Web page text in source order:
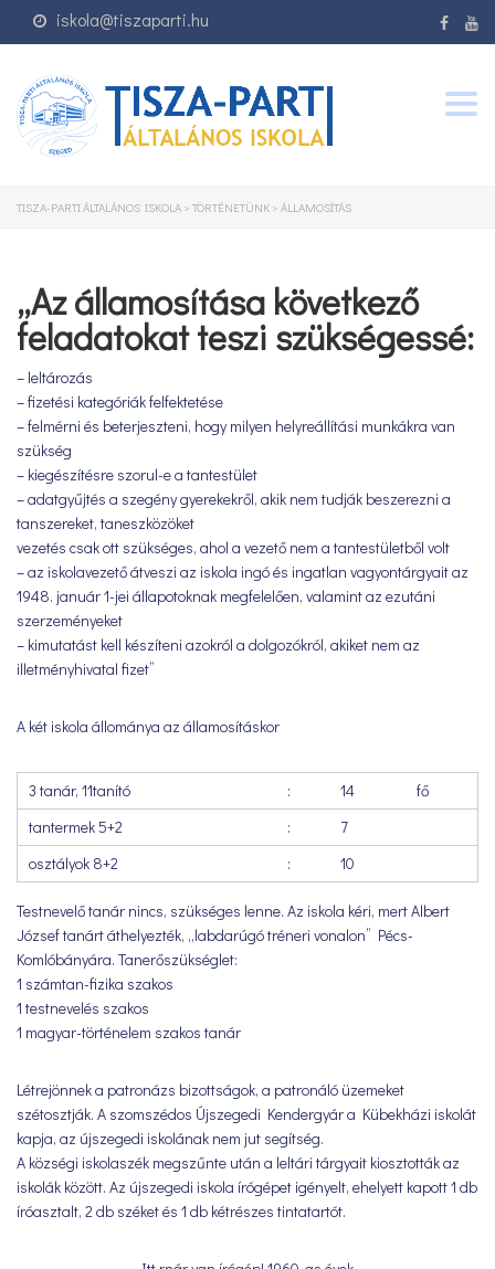
iskola@tiszaparti.hu
TISZA-PARTI ÁLTALÁNOS ISKOLA > TÖRTÉNETÜNK > ÁLLAMOSÍTÁS
„Az államosítása következő
feladatokat teszi szükségessé:
– leltározás
– fizetési kategóriák felfektetése
– felmérni és beterjeszteni, hogy milyen helyreállítási munkákra van
szükség
– kiegészítésre szorul-e a tantestület
– adatgyűjtés a szegény gyerekekről, akik nem tudják beszerezni a
tanszereket, taneszközöket
vezetés csak ott szükséges, ahol a vezető nem a tantestületből volt
– az iskolavezető átveszi az iskola ingó és ingatlan vagyontárgyait az
1948. január 1-jei állapotoknak megfelelően, valamint az ezutáni
szerzeményeket
– kimutatást kell készíteni azokról a dolgozókról, akiket nem az
illetményhivatal fizet”
A két iskola állománya az államosításkor
3 tanár, 11tanító : 14
fő
tantermek 5+2
:
7
osztályok 8+2
: 10
Testnevelő tanár nincs, szükséges lenne. Az iskola kéri, mert Albert
József tanárt áthelyezték, „labdarúgó tréneri vonalon” Pécs-
Komlóbányára. Tanerőszükséglet:
1 számtan-fizika szakos
1 testnevelés szakos
1 magyar-történelem szakos tanár
Létrejönnek a patronázs bizottságok, a patronáló üzemeket
szétosztják. A szomszédos Újszegedi Kendergyár a Kübekházi iskolát
kapja, az újszegedi iskolának nem jut segítség.
A községi iskolaszék megszűnte után a leltári tárgyait kiosztották az
iskolák között. Az újszegedi iskola írógépet igényelt, ehelyett kapott 1 db
íróasztalt, 2 db széket és 1 db kétrészes tintatartót.